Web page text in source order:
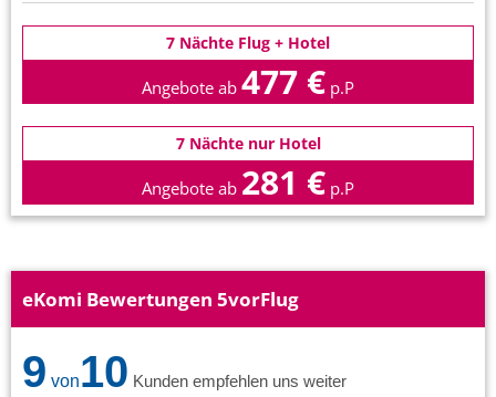
7 Nächte Flug + Hotel
Angebote ab 477 € p.P
7 Nächte nur Hotel
Angebote ab 281 € p.P
eKomi Bewertungen 5vorFlug
9 von10 Kunden empfehlen uns weiter